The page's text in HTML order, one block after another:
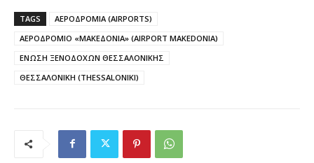
TAGS
ΑΕΡΟΔΡΟΜΙΑ (AIRPORTS)
ΑΕΡΟΔΡΟΜΙΟ «ΜΑΚΕΔΟΝΙΑ» (AIRPORT MAKEDONIA)
ΕΝΩΣΗ ΞΕΝΟΔΟΧΩΝ ΘΕΣΣΑΛΟΝΙΚΗΣ
ΘΕΣΣΑΛΟΝΙΚΗ (THESSALONIKI)